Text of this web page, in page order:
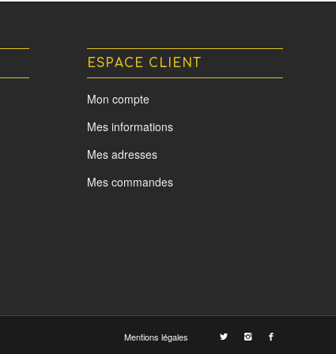
ESPACE CLIENT
Mon compte
Mes informations
Mes adresses
Mes commandes
Mentions légales